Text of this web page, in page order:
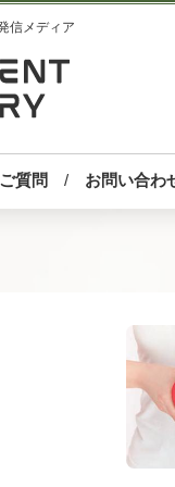
信メディア
質問 お問い合わ